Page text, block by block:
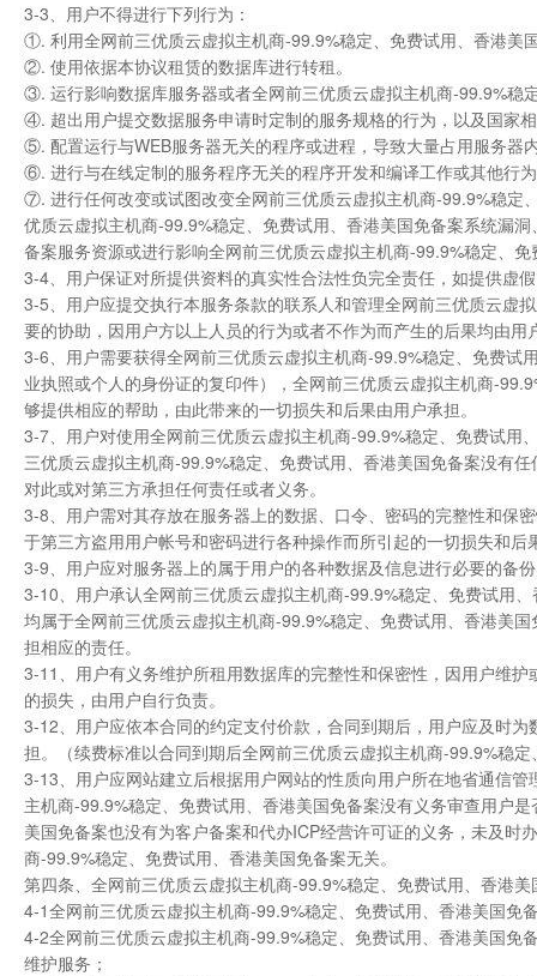
3-3、用户不得进行下列行为：
①. 利用全网前三优质云虚拟主机商-99.9%稳定、免费试用、香港美
②. 使用依据本协议租赁的数据库进行转租。
③. 运行影响数据库服务器或者全网前三优质云虚拟主机商-99.9%稳
④. 超出用户提交数据服务申请时定制的服务规格的行为，以及国家
⑤. 配置运行与WEB服务器无关的程序或进程，导致大量占用服务器
⑥. 进行与在线定制的服务程序无关的程序开发和编译工作或其他行
⑦. 进行任何改变或试图改变全网前三优质云虚拟主机商-99.9%稳定
优质云虚拟主机商-99.9%稳定、免费试用、香港美国免备案系统漏
备案服务资源或进行影响全网前三优质云虚拟主机商-99.9%稳定、
3-4、用户保证对所提供资料的真实性合法性负完全责任，如提供虚
3-5、用户应提交执行本服务条款的联系人和管理全网前三优质云虚
要的协助，因用户方以上人员的行为或者不作为而产生的后果均由用
3-6、用户需要获得全网前三优质云虚拟主机商-99.9%稳定、免费
业执照或个人的身份证的复印件），全网前三优质云虚拟主机商-
够提供相应的帮助，由此带来的一切损失和后果由用户承担。
3-7、用户对使用全网前三优质云虚拟主机商-99.9%稳定、免费试
三优质云虚拟主机商-99.9%稳定、免费试用、香港美国免备案没有
对此或对第三方承担任何责任或者义务。
3-8、用户需对其存放在服务器上的数据、口令、密码的完整性和保
于第三方盗用用户帐号和密码进行各种操作而所引起的一切损失和后
3-9、用户应对服务器上的属于用户的各种数据及信息进行必要的备
3-10、用户承认全网前三优质云虚拟主机商-99.9%稳定、免费试用
均属于全网前三优质云虚拟主机商-99.9%稳定、免费试用、香港美
担相应的责任。
3-11、用户有义务维护所租用数据库的完整性和保密性，因用户维
的损失，由用户自行负责。
3-12、用户应依本合同的约定支付价款，合同到期后，用户应及时
担。（续费标准以合同到期后全网前三优质云虚拟主机商-99.9%稳
3-13、用户应网站建立后根据用户网站的性质向用户所在地省通信
主机商-99.9%稳定、免费试用、香港美国免备案没有义务审查用户
美国免备案也没有为客户备案和代办ICP经营许可证的义务，未及
商-99.9%稳定、免费试用、香港美国免备案无关。
第四条、全网前三优质云虚拟主机商-99.9%稳定、免费试用、香港
4-1全网前三优质云虚拟主机商-99.9%稳定、免费试用、香港美国免
4-2全网前三优质云虚拟主机商-99.9%稳定、免费试用、香港美国
维护服务；